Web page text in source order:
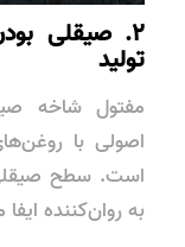
۲. صیقلی
تولید
اصولی با
است. سطح صیقلی
به روان‌کننده